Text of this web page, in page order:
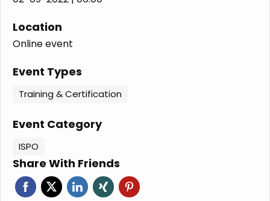
Location
Online event
Event Types
Training & Certification
Event Category
ISPO
Share With Friends